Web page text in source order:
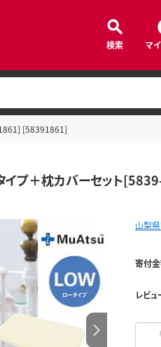
検索 マ
1861] [58391861]
イプ＋枕カバーセット
山梨
寄付
レビュ